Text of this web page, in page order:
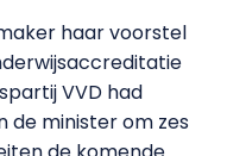
haar voorstel
VVD had
de minister om zes